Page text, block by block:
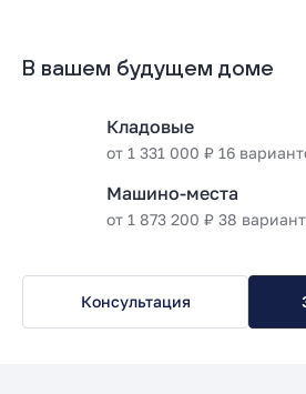
В вашем будущем доме
Кладовые
от 1 331 000 ₽ 16
Машино-места
от 1 873 200 ₽ 38
Консультация